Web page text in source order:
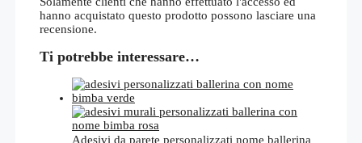
hanno acquistato questo prodotto possono lasciare una
recensione.
Ti potrebbe interessare…
Adesivi da parete personalizzati nome ballerina